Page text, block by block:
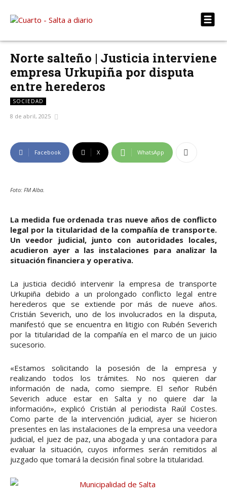
Norte salteño | Justicia interviene
empresa Urkupiña por disputa
entre herederos
SOCIEDAD
8 de abril, 2025
Facebook X WhatsApp
Foto: FM Alba.
La medida fue ordenada tras nueve años de conflicto
legal por la titularidad de la compañía de transporte.
Un veedor judicial, junto con autoridades locales,
acudieron ayer a las instalaciones para analizar la
situación financiera y operativa.
La justicia decidió intervenir la empresa de transporte
Urkupiña debido a un prolongado conflicto legal entre
herederos que se extiende por más de nueve años.
Cristián Severich, uno de los involucrados en la disputa,
manifestó que se encuentra en litigio con Rubén Severich
por la titularidad de la compañía en el marco de un juicio
sucesorio.
«Estamos solicitando la posesión de la empresa y
realizando todos los trámites. No nos quieren dar
información de nada, como siempre. El señor Rubén
Severich aduce estar en Salta y no quiere dar la
información», explicó Cristián al periodista Raúl Costes.
Como parte de la intervención judicial, ayer se hicieron
presentes en las instalaciones de la empresa una veedora
judicial, el juez de paz, una abogada y una contadora para
evaluar la situación, cuyos informes serán remitidos al
juzgado que tomará la decisión final sobre la titularidad.